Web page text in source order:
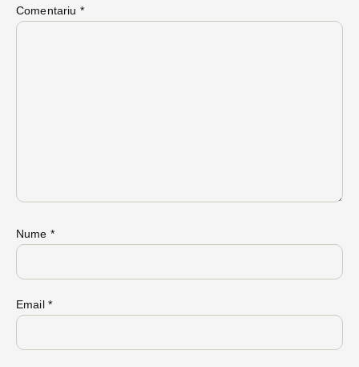
Comentariu *
Nume *
Email *